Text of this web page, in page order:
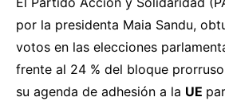
por la presidenta Maia Sandu,
votos en las elecciones
frente al 24 % del bloque
su agenda de adhesión a la UE